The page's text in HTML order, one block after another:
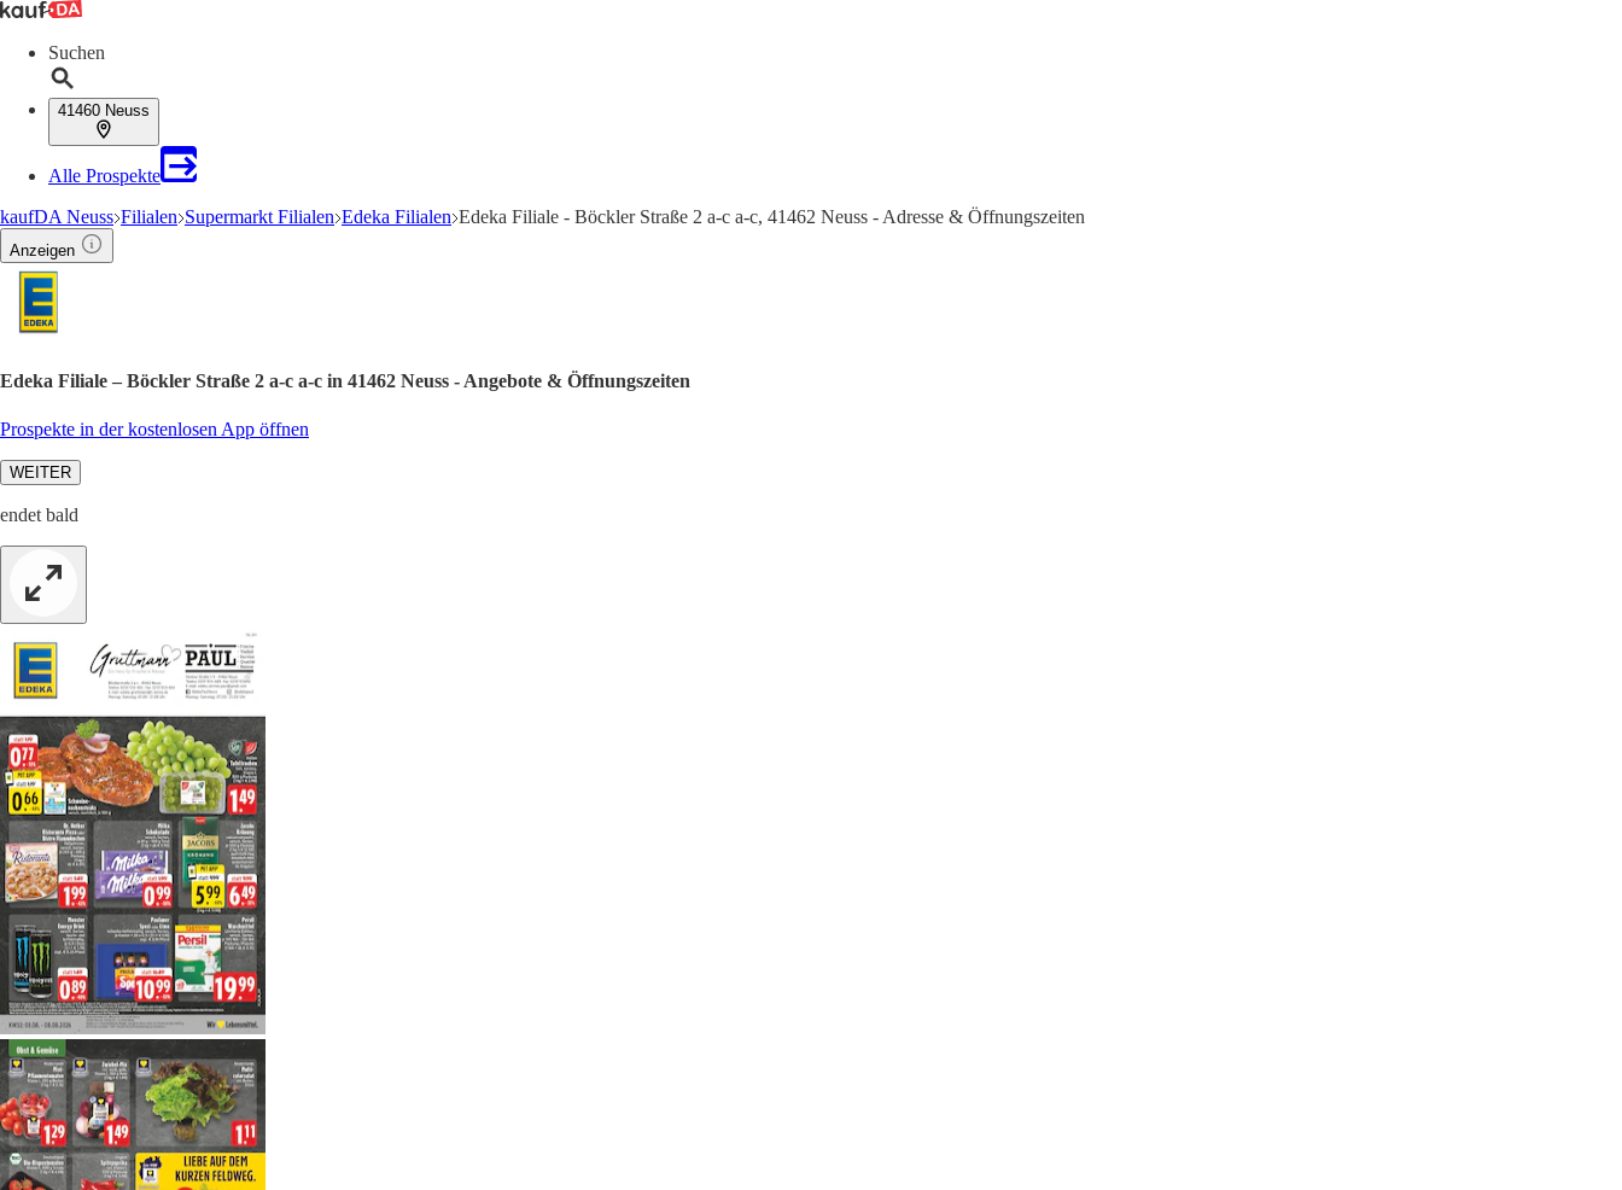
Suchen
41460 Neuss
Alle Prospekte
kaufDA Neuss Filialen Supermarkt Filialen Edeka Filialen Edeka Filiale - Böckler Straße 2 a-c a-c, 41462 Neuss - Adresse & Öffnungszeiten
Anzeigen
Edeka Filiale – Böckler Straße 2 a-c a-c in 41462 Neuss - Angebote & Öffnungszeiten
Prospekte in der kostenlosen App öffnen
WEITER
endet bald